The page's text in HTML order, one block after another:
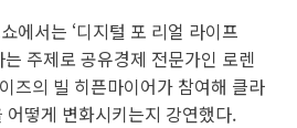
에서는 ‘디지털 포 리얼 라이프
주제로 공유경제 전문가인 로렌
즈의 빌 히픈마이어가 참여해 클라
떻게 변화시키는지 강연했다.